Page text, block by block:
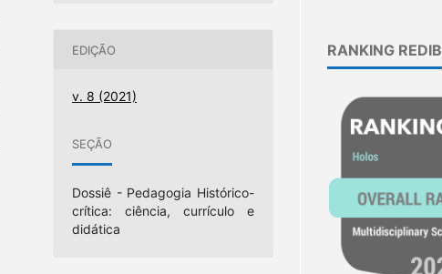
EDIÇÃO
v. 8 (2021)
SEÇÃO
Dossiê - Pedagogia Histórico-
crítica: ciência, currículo e
didática
RANKING REDIB